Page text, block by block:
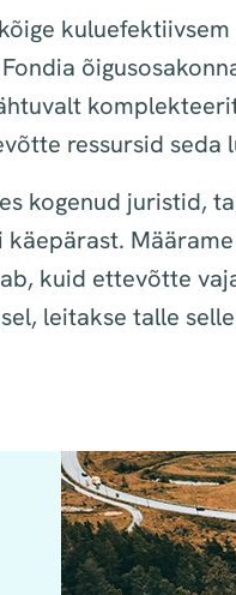
kuluefektiivsem
Fondia
ressursid seda
kogenud juristid,
käepärast.
kuid ettevõtte
leitakse talle